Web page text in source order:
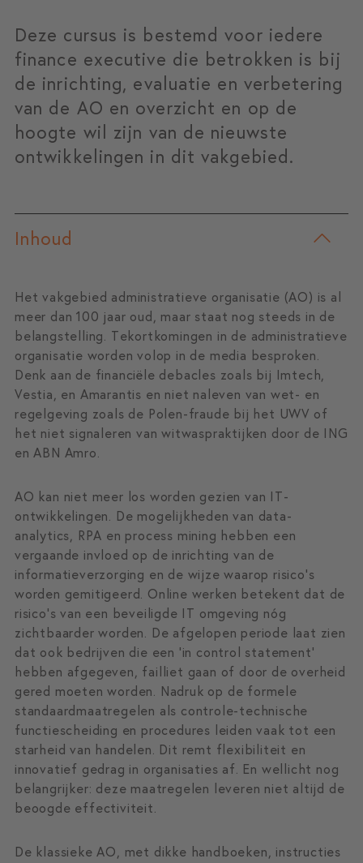
Deze cursus is bestemd voor iedere
finance executive die betrokken is bij
de inrichting, evaluatie en verbetering
van de AO en overzicht en op de
hoogte wil zijn van de nieuwste
ontwikkelingen in dit vakgebied.
Inhoud
Het vakgebied administratieve organisatie (AO) is al
meer dan 100 jaar oud, maar staat nog steeds in de
belangstelling. Tekortkomingen in de administratieve
organisatie worden volop in de media besproken.
Denk aan de financiële debacles zoals bij Imtech,
Vestia, en Amarantis en niet naleven van wet- en
regelgeving zoals de Polen-fraude bij het UWV of
het niet signaleren van witwaspraktijken door de ING
en ABN Amro.
AO kan niet meer los worden gezien van IT-
ontwikkelingen. De mogelijkheden van data-
analytics, RPA en process mining hebben een
vergaande invloed op de inrichting van de
informatieverzorging en de wijze waarop risico's
worden gemitigeerd. Online werken betekent dat de
risico's van een beveiligde IT omgeving nóg
zichtbaarder worden. De afgelopen periode laat zien
dat ook bedrijven die een 'in control statement'
hebben afgegeven, failliet gaan of door de overheid
gered moeten worden. Nadruk op de formele
standaardmaatregelen als controle-technische
functiescheiding en procedures leiden vaak tot een
starheid van handelen. Dit remt flexibiliteit en
innovatief gedrag in organisaties af. En wellicht nog
belangrijker: deze maatregelen leveren niet altijd de
beoogde effectiviteit.
De klassieke AO, met dikke handboeken, instructies